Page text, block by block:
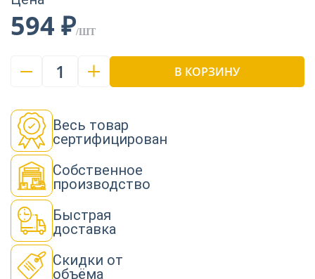
Инструменты
Продукция из
дерева
594 ₽/ШТ
1 В КОРЗИНУ
Весь товар
сертифицирован
Собственное
производство
Быстрая
доставка
Скидки от
объёма